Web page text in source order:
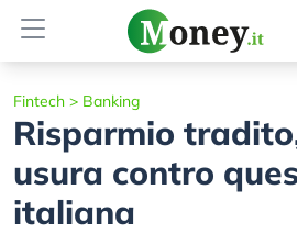
Fintech > Banking
Risparmio
usura contro
italiana